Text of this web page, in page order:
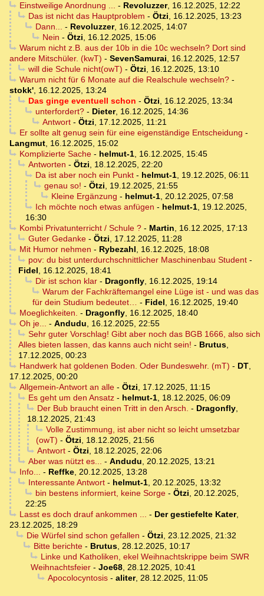
Einstweilige Anordnung ... - Revoluzzer, 16.12.2025, 12:22
Das ist nicht das Hauptproblem - Ötzi, 16.12.2025, 13:23
Dann... - Revoluzzer, 16.12.2025, 14:07
Nein - Ötzi, 16.12.2025, 15:06
Warum nicht z.B. aus der 10b in die 10c wechseln? Dort sind
andere Mitschüler. (kwT) - SevenSamurai, 16.12.2025, 12:57
will die Schule nicht(owT) - Ötzi, 16.12.2025, 13:10
Warum nicht für 6 Monate auf die Realschule wechseln?-
stokk', 16.12.2025, 13:24
Das ginge eventuell schon - Ötzi, 16.12.2025, 13:34
unterfordert?- Dieter, 16.12.2025, 14:36
Antwort- Ötzi, 17.12.2025, 11:21
Er sollte alt genug sein für eine eigenständige Entscheidung -
Langmut, 16.12.2025, 15:02
Komplizierte Sache- helmut-1, 16.12.2025, 15:45
Antworten - Ötzi, 18.12.2025, 22:20
Da ist aber noch ein Punkt- helmut-1, 19.12.2025, 06:11
genau so! - Ötzi, 19.12.2025, 21:55
Kleine Ergänzung - helmut-1, 20.12.2025, 07:58
Ich möchte noch etwas anfügen - helmut-1, 19.12.2025,
16:30
Kombi Privatunterricht / Schule ?- Martin, 16.12.2025, 17:13
Guter Gedanke- Ötzi, 17.12.2025, 11:28
Mit Humor nehmen - Rybezahl, 16.12.2025, 18:08
pov: du bist unterdurchschnittlicher Maschinenbau Student-
Fidel, 16.12.2025, 18:41
Dir ist schon klar- Dragonfly, 16.12.2025, 19:14
Warum der Fachkräftemangel eine Lüge ist - und was das
für dein Studium bedeutet… - Fidel, 16.12.2025, 19:40
Moeglichkeiten. - Dragonfly, 16.12.2025, 18:40
Oh je... - Andudu, 16.12.2025, 22:55
Sehr guter Vorschlag! Gibt aber noch das BGB 1666, also sich
Alles bieten lassen, das kanns auch nicht sein! - Brutus,
17.12.2025, 00:23
Handwerk hat goldenen Boden. Oder Bundeswehr. (mT) - DT,
17.12.2025, 00:20
Allgemein-Antwort an alle- Ötzi, 17.12.2025, 11:15
Es geht um den Ansatz- helmut-1, 18.12.2025, 06:09
Der Bub braucht einen Tritt in den Arsch. - Dragonfly,
18.12.2025, 21:43
Volle Zustimmung, ist aber nicht so leicht umsetzbar
(owT) - Ötzi, 18.12.2025, 21:56
Antwort- Ötzi, 18.12.2025, 22:06
Aber was nützt es... - Andudu, 20.12.2025, 13:21
Info... - Reffke, 20.12.2025, 13:28
Interessante Antwort- helmut-1, 20.12.2025, 13:32
bin bestens informiert, keine Sorge- Ötzi, 20.12.2025,
22:25
Lasst es doch drauf ankommen ... - Der gestiefelte Kater,
23.12.2025, 18:29
Die Würfel sind schon gefallen - Ötzi, 23.12.2025, 21:32
Bitte berichte- Brutus, 28.12.2025, 10:17
Linke und Katholiken, ekel Weihnachtskrippe beim SWR
Weihnachtsfeier - Joe68, 28.12.2025, 10:41
Apocolocyntosis- aliter, 28.12.2025, 11:05